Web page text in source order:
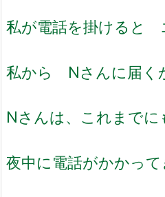
私が電話を掛けると
私から Nさんに届く
Nさんは、これまでに
夜中に電話がかかって